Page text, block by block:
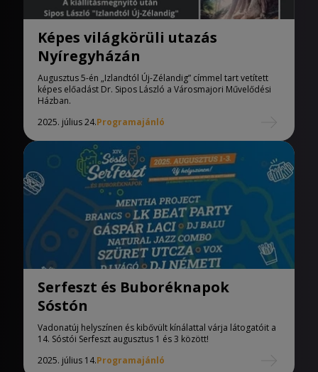
Képes világkörüli utazás
Nyíregyházán
Augusztus 5-én „Izlandtól Új-Zélandig” címmel tart vetített
képes előadást Dr. Sipos László a Városmajori Művelődési
Házban.
2025. július 24.Programajánló
Serfeszt és Buboréknapok
Sóstón
Vadonatúj helyszínen és kibővült kínálattal várja látogatóit a
14. Sóstói Serfeszt augusztus 1 és 3 között!
2025. július 14.Programajánló